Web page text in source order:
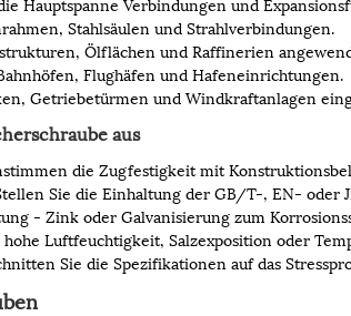
Stahlsäulen und Strahlverbindungen.
Ölflächen und Raffinerien
Flughäfen und Hafeneinrichtungen.
Getriebetürmen und Windkraftanlagen
aus
die Zugfestigkeit mit
Sie die Einhaltung der GB/T-, EN- oder
- Zink oder Galvanisierung zum
Luftfeuchtigkeit, Salzexposition oder
Sie die Spezifikationen auf das